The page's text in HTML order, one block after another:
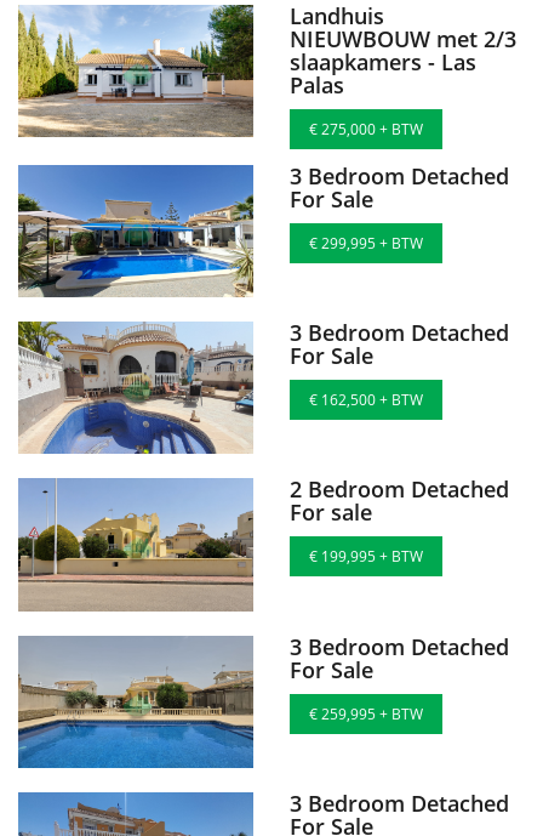
Landhuis
NIEUWBOUW met 2/3
slaapkamers - Las
Palas
€ 275,000 + BTW
3 Bedroom Detached
For Sale
€ 299,995 + BTW
3 Bedroom Detached
For Sale
€ 162,500 + BTW
2 Bedroom Detached
For sale
€ 199,995 + BTW
3 Bedroom Detached
For Sale
€ 259,995 + BTW
3 Bedroom Detached
For Sale